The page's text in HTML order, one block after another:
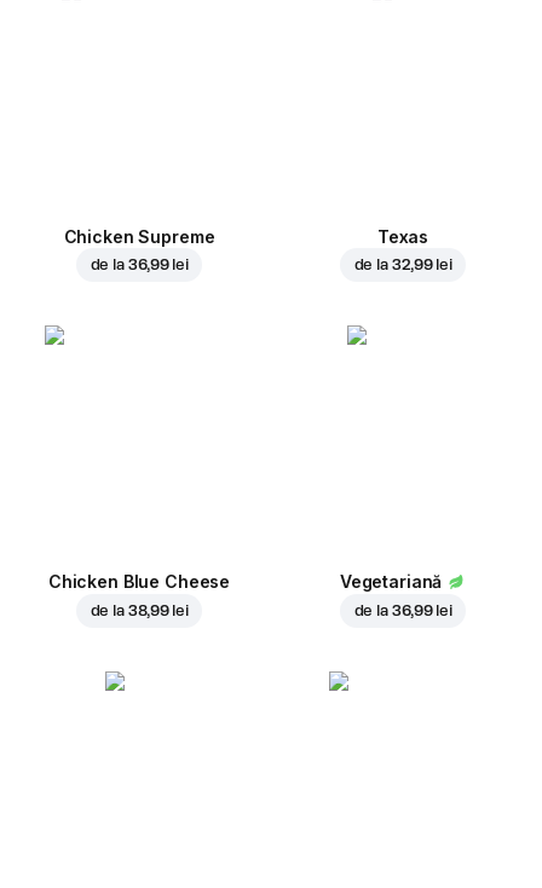
Chicken Supreme
de la 36,99 lei
Texas
de la 32,99 lei
Chicken Blue Cheese
de la 38,99 lei
Vegetariană
de la 36,99 lei